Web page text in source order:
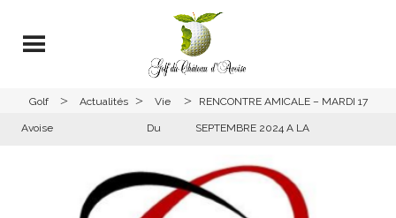
Golf
Avoise
> Actualités > Vie
Du
> RENCONTRE AMICALE – MARDI 17
SEPTEMBRE 2024 A LA